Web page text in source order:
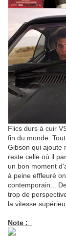
Flics durs à cuir
fin du monde.
Gibson qui ajoute
reste celle où il
un bon moment
à peine effleuré
contemporain...
trop de
la vitesse
Note :